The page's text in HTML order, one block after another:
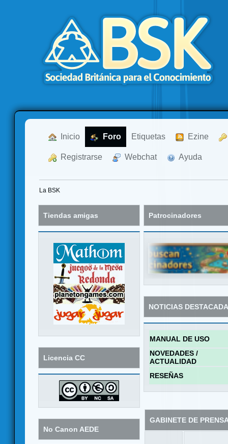
Inicio Foro Etiquetas Ezine
Registrarse Webchat Ayuda
La BSK
Tiendas amigas
Licencia CC
No Canon AEDE
Patrocinadores
NOTICIAS
MANUAL DE USO
NOVEDADES /
ACTUALIDAD
RESEÑAS
GABINETE DE